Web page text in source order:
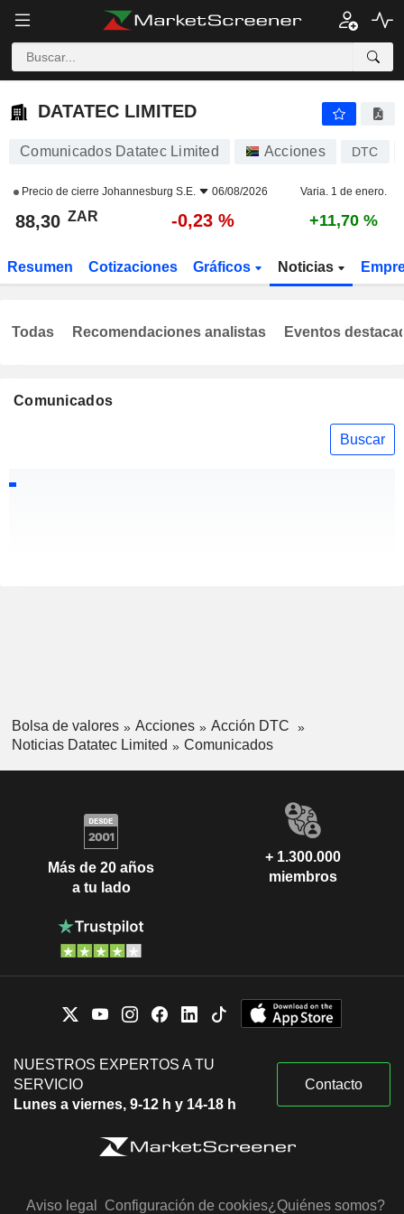
DATATEC LIMITED
DATATEC LIMITED
Comunicados Datatec Limited Acciones DTC
Precio de cierre Johannesburg S.E. 06/08/2026 Varia. 1 de enero.
88,30 ZAR -0,23 % +11,70 %
Resumen Cotizaciones Gráficos Noticias
Comunicados
Buscar
Todas Recomendaciones analistas Eventos
Bolsa de valores Acciones
Acción DTC
Noticias Datatec Limited
Comunicados
Más de 20 años
a tu lado
+ 1.300.000
miembros
NUESTROS EXPERTOS A TU
SERVICIO
Lunes a viernes, 9-12 h y 14-18 h
Contacto
Aviso legal Configuración de cookies¿Quiénes somos?